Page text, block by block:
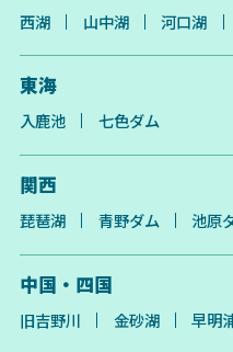
西湖 山中湖 河口湖
東海
入鹿池 七色ダム
関西
琵琶湖 青野ダム 池原
中国・四国
旧吉野川 金砂湖 早明